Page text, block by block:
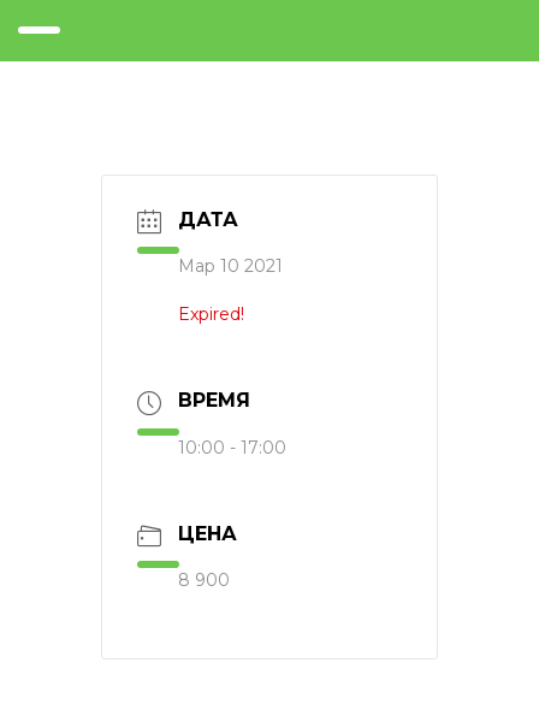
ДАТА
Мар 10 2021
Expired!
ВРЕМЯ
10:00 - 17:00
ЦЕНА
8 900